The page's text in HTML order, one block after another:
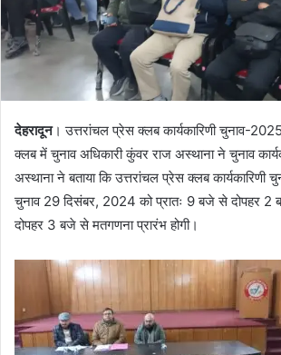
l
देहरादून। उत्तरांचल प्रेस क्लब कार्यकारिणी चुनाव-
क्लब में चुनाव अधिकारी कुंवर राज अस्थाना ने चुनाव
अस्थाना ने बताया कि उत्तरांचल प्रेस क्लब
चुनाव 29 दिसंबर, 2024 को प्रातः 9 बजे से दोपहर 2
दोपहर 3 बजे से मतगणना प्रारंभ होगी।